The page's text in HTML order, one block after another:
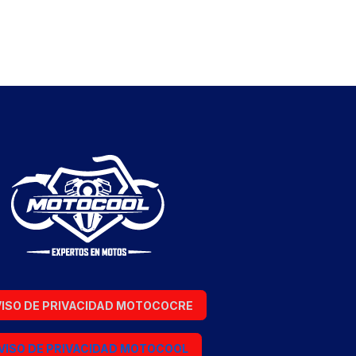
DE PRIVACIDAD MOTOCOCRE
DE PRIVACIDAD MOTOCOOL